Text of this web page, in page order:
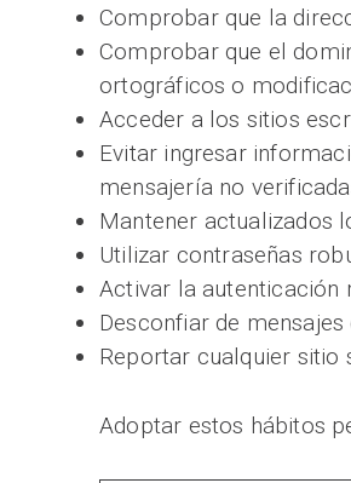
Comprobar que la
Comprobar que el
ortográficos o
Acceder a los sitios
Evitar ingresar
mensajería no
Mantener actualizados
Utilizar contraseñas
Activar la autenticación
Desconfiar de
Reportar cualquier sitio
Adoptar estos hábitos